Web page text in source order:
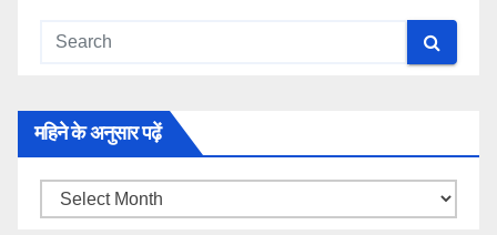
महिने के अनुसार पढ़ें
महिने